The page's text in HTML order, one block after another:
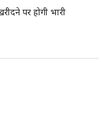
पर होगी भारी